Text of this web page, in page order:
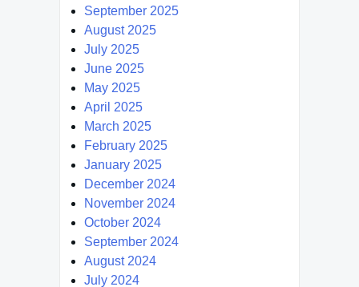
September 2025
August 2025
July 2025
June 2025
May 2025
April 2025
March 2025
February 2025
January 2025
December 2024
November 2024
October 2024
September 2024
August 2024
July 2024